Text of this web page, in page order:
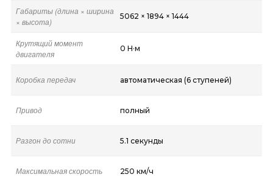
Габариты (длина × ширина
× высота)
5062 × 1894 × 1444
Крутящий момент
двигателя
0 Н·м
Коробка передач автоматическая (6 ступеней)
Привод полный
Разгон до сотни 5.1 секунды
Максимальная скорость 250 км/ч